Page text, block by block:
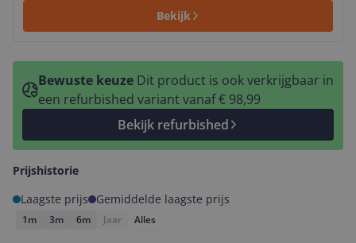
Bekijk
Bewuste keuze Dit product is ook verkrijgbaar in
een refurbished variant vanaf € 98,99
Bekijk refurbished
Prijshistorie
Laagste prijs
Gemiddelde laagste prijs
1m 3m 6m Jaar Alles